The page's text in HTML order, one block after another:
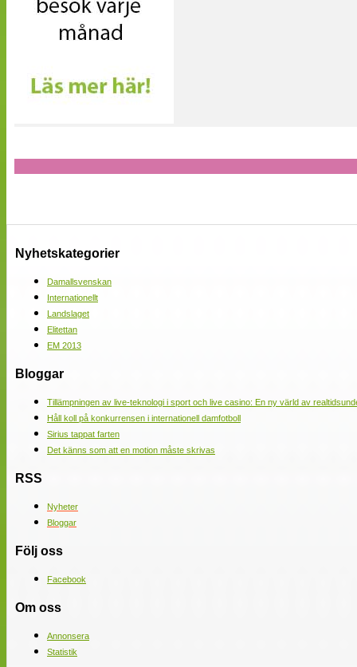
Nyhetskategorier
Damallsvenskan
Internationellt
Landslaget
Elitettan
EM 2013
Bloggar
Tillämpningen av live-teknologi i sport och live casino: En ny värld av
Håll koll på konkurrensen i internationell damfotboll
Sirius tappat farten
Det känns som att en motion måste skrivas
RSS
Nyheter
Bloggar
Följ oss
Facebook
Om oss
Annonsera
Statistik